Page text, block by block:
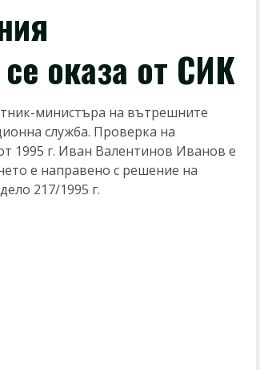
оказа от СИК
министъра на вътрешните
служба. Проверка на
1995 г. Иван Валентинов Иванов е
е направено с решение на
217/1995 г.